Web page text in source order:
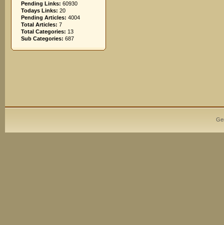
Pending Links: 60930
Todays Links: 20
Pending Articles: 4004
Total Articles: 7
Total Categories: 13
Sub Categories: 687